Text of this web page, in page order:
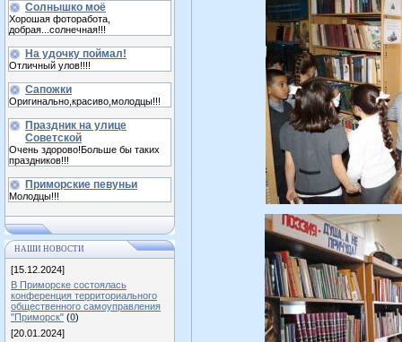
Солнышко моё
Хорошая фоторабота,
добрая...солнечная!!!
На удочку поймал!
Отличный улов!!!!
Сапожки
Оригинально,красиво,молодцы!!!
Праздник на улице
Советской
Очень здорово!Больше бы таких
праздников!!!
Приморские певуньи
Молодцы!!!
НАШИ НОВОСТИ
[15.12.2024]
В Приморске состоялась
конференция территориального
общественного самоуправления
"Приморск" (0)
[20.01.2024]